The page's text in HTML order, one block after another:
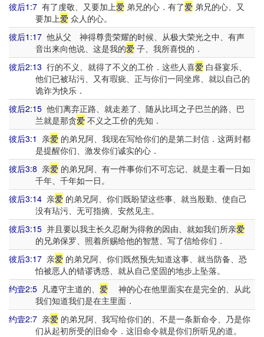
彼后1:7 有了虔敬、又要加上爱 弟兄的心．有了爱 弟兄的心、又
要加上爱众人的心。
彼后1:17 他从父 神得尊贵荣耀的时候、从极大荣光之中、有声
音出来向他说、这是我的爱子、我所喜悦的．
彼后2:13 行的不义、就得了不义的工价．这些人喜爱 白昼宴乐、
他们已被玷污、又有瑕疵、正与你们一同坐席、就以自己的
诡诈为快乐．
彼后2:15 他们离弃正路、就走差了、随从比珥之子巴兰的路、巴
兰就是那贪爱不义之工价的先知．
彼后3:1 亲爱 的弟兄阿、我现在写给你们的是第二封信．这两封都
是提醒你们、激发你们诚实的心．
彼后3:8 亲爱 的弟兄阿、有一件事你们不可忘记、就是主看一日如
千年、千年如一日。
彼后3:14 亲爱 的弟兄阿、你们既盼望这些事、就当殷勤、使自己
没有玷污、无可指摘、安然见主。
彼后3:15 并且要以我主长久忍耐为得救的因由、就如我们所亲爱
的兄弟保罗、照着所赐给他的智慧、写了信给你们．
彼后3:17 亲爱 的弟兄阿、你们既然预先知道这事、就当防备、恐
怕被恶人的错谬诱惑、就从自己坚固的地步上坠落。
约壹2:5 凡遵守主道的、 爱 神的心在他里面实在是完全的、从此
我们知道我们是在主里面．
约壹2:7 亲爱 的弟兄阿、我写给你们的、不是一条新命令、乃是你
们从起初所受的旧命令．这旧命令就是你们所听见的道。